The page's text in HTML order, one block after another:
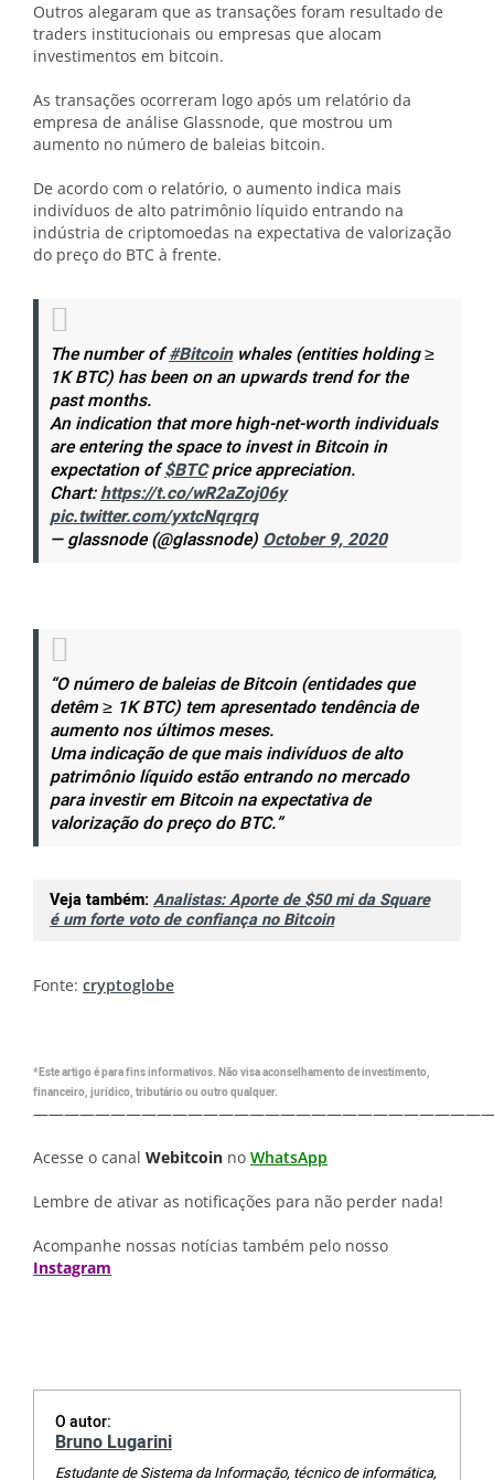
Outros alegaram que as transações foram resultado de
traders institucionais ou empresas que alocam
investimentos em bitcoin.
As transações ocorreram logo após um relatório da
empresa de análise Glassnode, que mostrou um
aumento no número de baleias bitcoin.
De acordo com o relatório, o aumento indica mais
indivíduos de alto patrimônio líquido entrando na
indústria de criptomoedas na expectativa de valorização
do preço do BTC à frente.
The number of#Bitcoinwhales (entities holding ≥
1K BTC) has been on an upwards trend for the
past months.
An indication that more high-net-worth individuals
are entering the space to invest in Bitcoin in
expectation of$BTCprice appreciation.
Chart:https://t.co/wR2aZoj06y
pic.twitter.com/yxtcNqrqrq
— glassnode (@glassnode)October 9, 2020
“O número de baleias de Bitcoin (entidades que
detêm ≥ 1K BTC) tem apresentado tendência de
aumento nos últimos meses.
Uma indicação de que mais indivíduos de alto
patrimônio líquido estão entrando no mercado
para investir em Bitcoin na expectativa de
valorização do preço do BTC.”
Veja também:Analistas: Aporte de $50 mi da Square
é um forte voto de confiança no Bitcoin
Fonte: cryptoglobe
*Este artigo é para fins informativos. Não visa aconselhamento de investimento,
financeiro, jurídico, tributário ou outro qualquer.
Acesse o canal Webitcoin no WhatsApp
Lembre de ativar as notificações para não perder nada!
Acompanhe nossas notícias também pelo nosso
Instagram
O autor:
Bruno Lugarini
Estudante de Sistema da Informação, técnico de informática,